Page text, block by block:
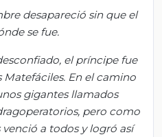
desapareció sin que el
se fue.
el príncipe fue
Matefáciles. En el camino
gigantes llamados
, pero como
a todos y logró así